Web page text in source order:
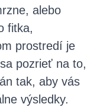
alebo
fitka,
prostredí je
pozrieť na to,
tak, aby vás
výsledky.